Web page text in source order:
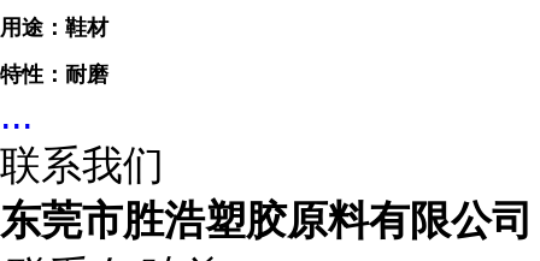
用途：鞋材
特性：耐磨
...
联系我们
东莞市胜浩塑胶原料有限公司